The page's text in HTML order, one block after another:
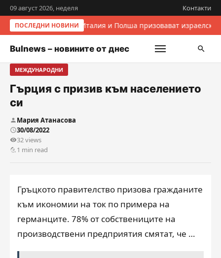
09 август 2026, неделя Контакти
ПОСЛЕДНИ НОВИНИ Италия и Полша призовават
Bulnews – новините от днес
МЕЖДУНАРОДНИ
Гърция с призив към населението
си
Мария Атанасова
30/08/2022
32 views
1 min read
Гръцкото правителство призова гражданите
към икономии на ток по примера на
германците. 78% от собствениците на
производствени предприятия смятат, че …